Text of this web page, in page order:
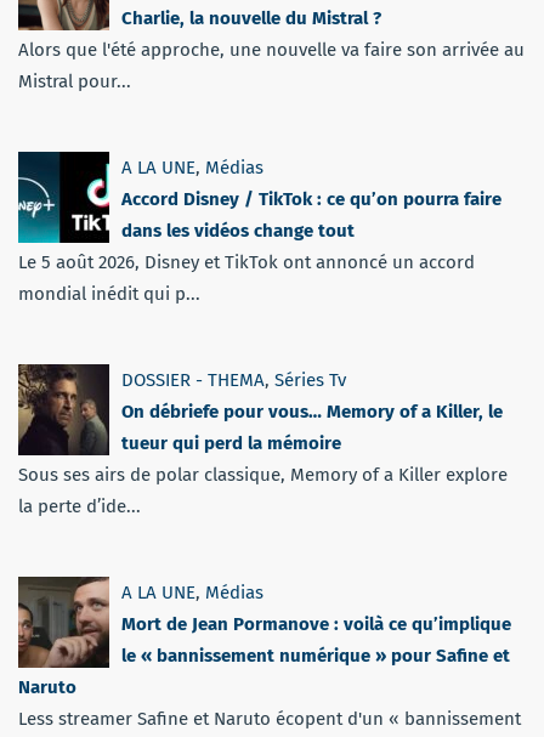
Charlie, la nouvelle du Mistral ?
Alors que l'été approche, une nouvelle va faire son arrivée au
Mistral pour...
A LA UNE, Médias
Accord Disney / TikTok : ce qu’on pourra faire
dans les vidéos change tout
Le 5 août 2026, Disney et TikTok ont annoncé un accord
mondial inédit qui p...
DOSSIER - THEMA, Séries Tv
On débriefe pour vous… Memory of a Killer, le
tueur qui perd la mémoire
Sous ses airs de polar classique, Memory of a Killer explore
la perte d’ide...
A LA UNE, Médias
Mort de Jean Pormanove : voilà ce qu’implique
le « bannissement numérique » pour Safine et
Naruto
Less streamer Safine et Naruto écopent d'un « bannissement